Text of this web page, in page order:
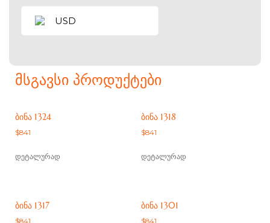
USD
ᲛᲡᲒᲐᲕᲡᲘ ᲞᲠᲝᲓᲣᲥᲢᲔᲑᲘ
ᲑᲘᲜᲐ 1324
$841
დეტალურად
ᲑᲘᲜᲐ 1318
$841
დეტალურად
ᲑᲘᲜᲐ 1317
$841
ᲑᲘᲜᲐ 1301
$841